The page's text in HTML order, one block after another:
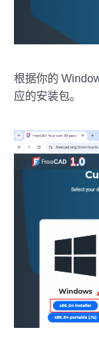
根据你的
应的安装包。